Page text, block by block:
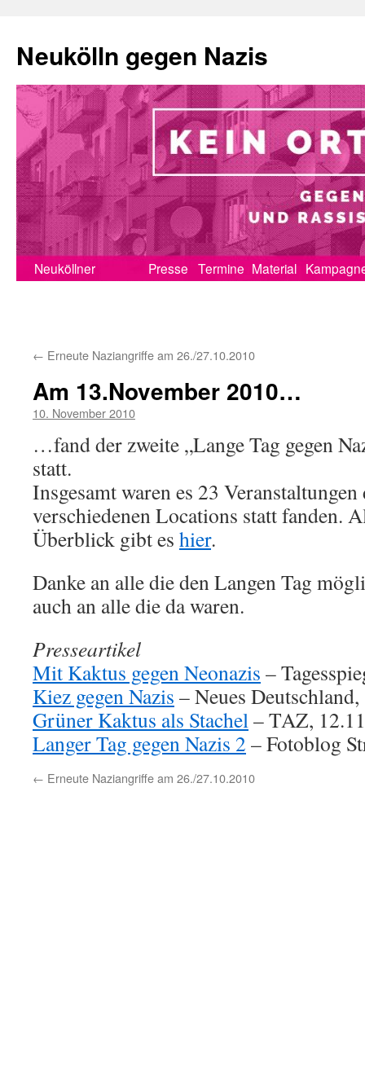
Neukölln gegen Nazis
Zum
Neuköllner
Presse Termine Material
← Erneute Naziangriffe am 26./27.10.2010
Am 13.November 2010…
10. November 2010
…fand der zweite „Lange Tag gegen
statt.
Insgesamt waren es 23
verschiedenen Locations statt fanden.
Überblick gibt es hier.
Danke an alle die den Langen Tag
auch an alle die da waren.
Presseartikel
Mit Kaktus gegen Neonazis –
Kiez gegen Nazis – Neues
Grüner Kaktus als Stachel– TAZ,
Langer Tag gegen Nazis 2 – Fotoblog
← Erneute Naziangriffe am 26./27.10.2010